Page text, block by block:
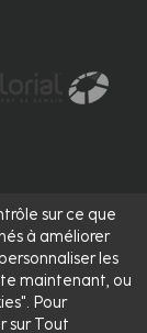
sur ce que
à améliorer
les
maintenant, ou
Pour
sur Tout